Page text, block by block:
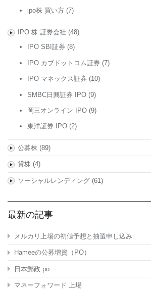
ipo株 買い方 (7)
IPO 株 証券会社 (48)
IPO SBI証券 (8)
IPO カブドットコム証券 (7)
IPO マネックス証券 (10)
SMBC日興証券 IPO (9)
岡三オンライン IPO (9)
東洋証券 IPO (2)
公募株(89)
貸株(4)
ソーシャルレンディング(61)
最新の記事
メルカリ上場の初値予想と抽選申し込み
Hameeの公募増資（PO）
日本郵政 po
マネーフォワード 上場